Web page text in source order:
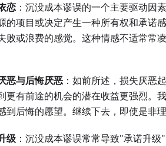
恋 ：沉没成本谬误的一个主要驱动因
的项目或决定产生一种所有权和承诺
败或浪费的感觉。这种情感不适常常
恶与后悔厌恶 ：如前所述，损失厌恶
更有前途的机会的潜在收益更强烈
到后悔的愿望。继续下去，即使是非
级 ：沉没成本谬误常常导致"承诺升